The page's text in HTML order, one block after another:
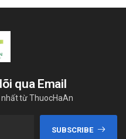
qua Email
từ ThuocHaAn
SUBSCRIBE